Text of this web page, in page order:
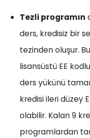
Tezli programın
ders, kredisiz bir
tezinden oluşur.
lisansüstü EE
ders yükünü
kredisi ileri düzey
olabilir. Kalan 9
programlardan